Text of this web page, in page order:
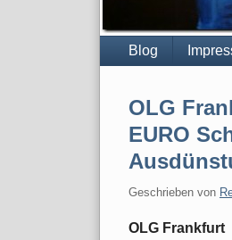
Blog
OLG
EURO
Geschrieben von
OLG Frankfurt